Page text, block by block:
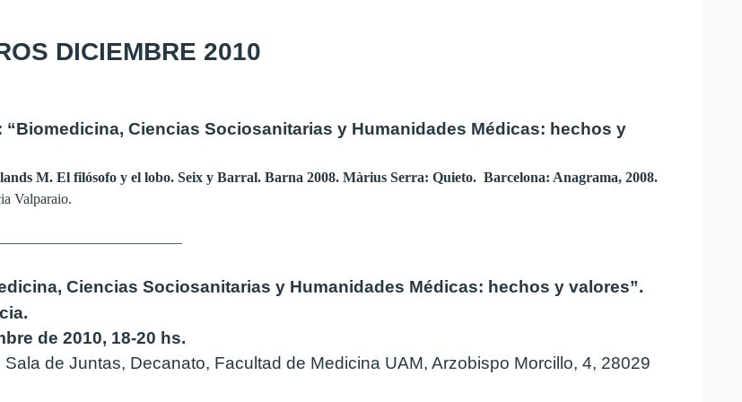
DICIEMBRE 2010
“Biomedicina, Ciencias Sociosanitarias y Humanidades Médicas: hechos y
M. El filósofo y el lobo. Seix y Barral. Barna 2008.Màrius Serra: Quieto. Barcelona: Anagrama, 2008.
Valparaio.
Ciencias Sociosanitarias y Humanidades Médicas: hechos y valores”.
de 2010, 18-20 hs.
Sala de Juntas, Decanato, Facultad de Medicina UAM, Arzobispo Morcillo, 4, 28029